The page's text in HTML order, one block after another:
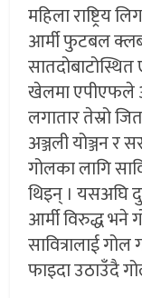
महिला राष्ट्रिय
आर्मी फुटबल
खेलमा एपीएफले
लगातार तेस्रो
अञ्जली योञ्जन
गोलका लागि
थिइन् । यसअघि
आर्मी विरुद्ध भने
सावित्रालाई
फाइदा उठाउँदै